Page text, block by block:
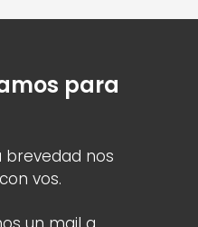
para
brevedad nos
vos.